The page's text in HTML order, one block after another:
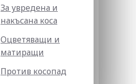
За увредена и
накъсана коса
Оцветяващи и
матиращи
Против косопад